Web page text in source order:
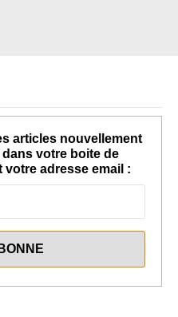
articles nouvellement
votre boite de
adresse email :